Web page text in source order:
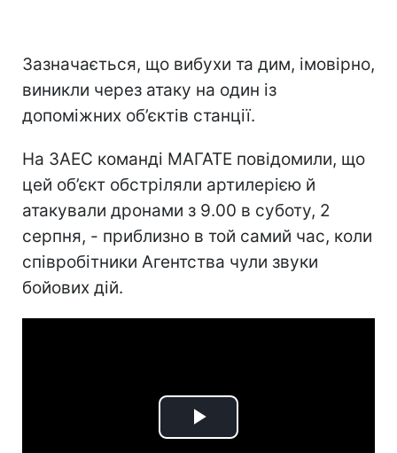
Зазначається, що вибухи та дим, імовірно,
виникли через атаку на один із
допоміжних об’єктів станції.
На ЗАЕС команді МАГАТЕ повідомили, що
цей об’єкт обстріляли артилерією й
атакували дронами з 9.00 в суботу, 2
серпня, - приблизно в той самий час, коли
співробітники Агентства чули звуки
бойових дій.
Play